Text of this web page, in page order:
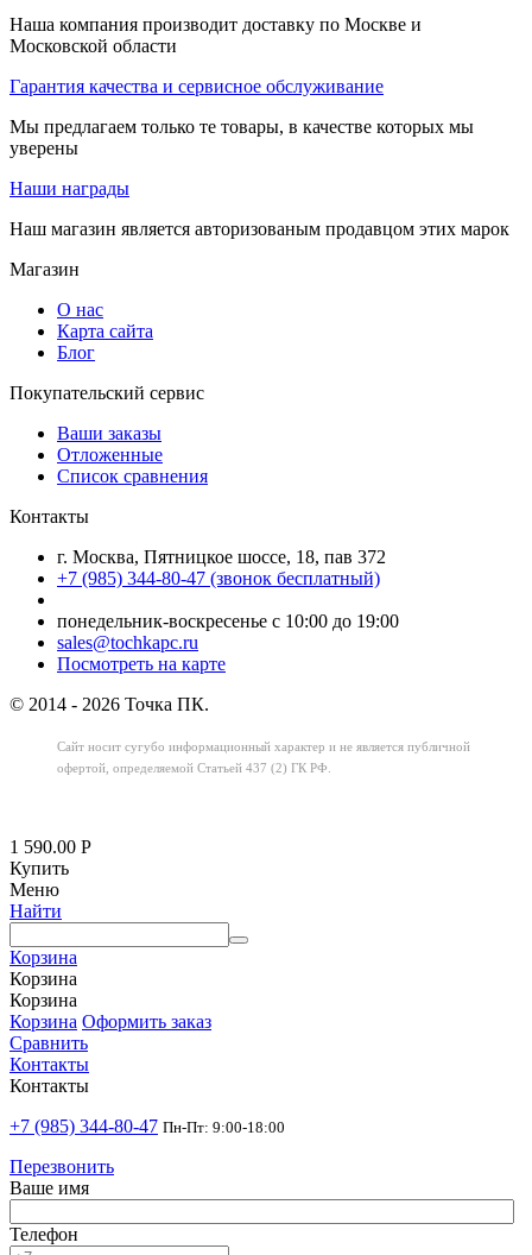
Наша компания производит доставку по Москве и
Московской области
Гарантия качества и сервисное обслуживание
Мы предлагаем только те товары, в качестве которых мы
уверены
Наши награды
Наш магазин является авторизованым продавцом этих марок
Магазин
О нас
Карта сайта
Блог
Покупательский сервис
Ваши заказы
Отложенные
Список сравнения
Контакты
г. Москва, Пятницкое шоссе, 18, пав 372
+7 (985) 344-80-47 (звонок бесплатный)
понедельник-воскресенье с 10:00 до 19:00
sales@tochkapc.ru
Посмотреть на карте
© 2014 - 2026 Точка ПК.
Сайт носит сугубо информационный характер и не является публичной
офертой, определяемой Статьей 437 (2) ГК РФ.
1 590.00 Р
Купить
Меню
Найти
Корзина
Корзина
Корзина
Корзина Оформить заказ
Сравнить
Контакты
Контакты
+7 (985) 344-80-47 Пн-Пт: 9:00-18:00
Перезвонить
Ваше имя
Телефон